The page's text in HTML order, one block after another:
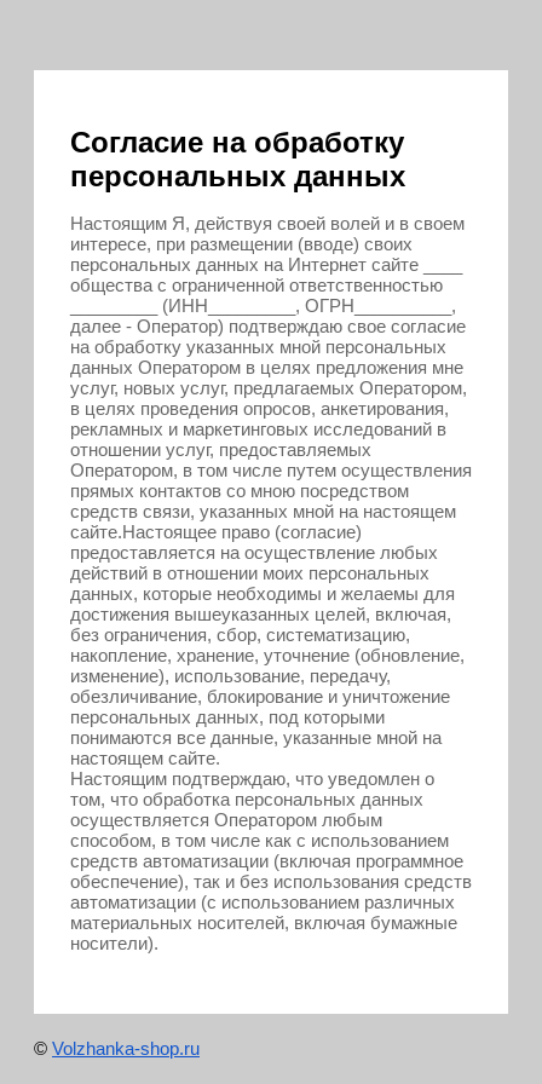
Согласие на обработку
персональных данных
Настоящим Я, действуя своей волей и в своем
интересе, при размещении (вводе) своих
персональных данных на Интернет сайте ____
общества с ограниченной ответственностью
_________ (ИНН_________, ОГРН__________,
далее - Оператор) подтверждаю свое согласие
на обработку указанных мной персональных
данных Оператором в целях предложения мне
услуг, новых услуг, предлагаемых Оператором,
в целях проведения опросов, анкетирования,
рекламных и маркетинговых исследований в
отношении услуг, предоставляемых
Оператором, в том числе путем осуществления
прямых контактов со мною посредством
средств связи, указанных мной на настоящем
сайте.Настоящее право (согласие)
предоставляется на осуществление любых
действий в отношении моих персональных
данных, которые необходимы и желаемы для
достижения вышеуказанных целей, включая,
без ограничения, сбор, систематизацию,
накопление, хранение, уточнение (обновление,
изменение), использование, передачу,
обезличивание, блокирование и уничтожение
персональных данных, под которыми
понимаются все данные, указанные мной на
настоящем сайте.
Настоящим подтверждаю, что уведомлен о
том, что обработка персональных данных
осуществляется Оператором любым
способом, в том числе как с использованием
средств автоматизации (включая программное
обеспечение), так и без использования средств
автоматизации (с использованием различных
материальных носителей, включая бумажные
носители).
© Volzhanka-shop.ru